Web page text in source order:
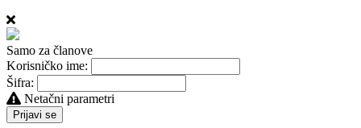
Samo za članove
Korisničko ime:
Šifra:
Netačni parametri
Prijavi se